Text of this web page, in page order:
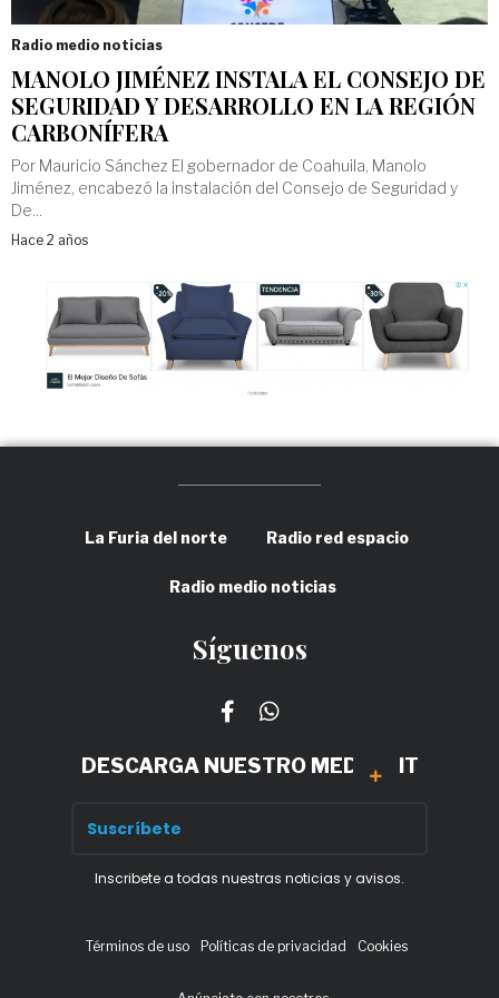
Radio medio noticias
MANOLO JIMÉNEZ INSTALA EL CONSEJO DE
SEGURIDAD Y DESARROLLO EN LA REGIÓN
CARBONÍFERA
Por Mauricio Sánchez El gobernador de Coahuila, Manolo
Jiménez, encabezó la instalación del Consejo de Seguridad y
De...
Hace 2 años
La Furia del norte Radio red espacio
Radio medio noticias
Síguenos
DESCARGA NUESTRO MEDIA KIT
Inscribete a todas nuestras noticias y avisos.
Términos de uso Políticas de privacidad Cookies